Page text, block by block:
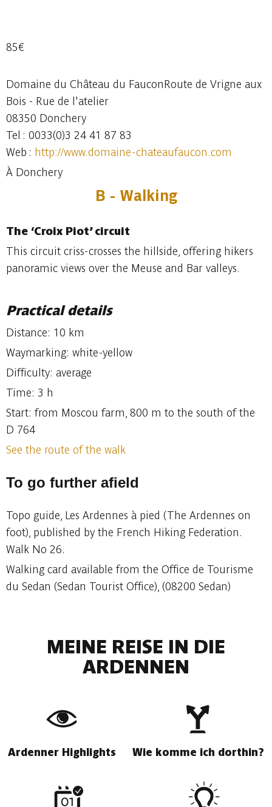
85€
Domaine du Château du FauconRoute de Vrigne aux
Bois - Rue de l'atelier
08350 Donchery
Tel : 0033(0)3 24 41 87 83
Web : http://www.domaine-chateaufaucon.com
À Donchery
B - Walking
The ‘Croix Piot’ circuit
This circuit criss-crosses the hillside, offering hikers
panoramic views over the Meuse and Bar valleys.
Practical details
Distance: 10 km
Waymarking: white-yellow
Difficulty: average
Time: 3 h
Start: from Moscou farm, 800 m to the south of the
D 764
See the route of the walk
To go further afield
Topo guide, Les Ardennes à pied (The Ardennes on
foot), published by the French Hiking Federation.
Walk No 26.
Walking card available from the Office de Tourisme
du Sedan (Sedan Tourist Office), (08200 Sedan)
MEINE REISE IN DIE
ARDENNEN
Ardenner Highlights Wie komme ich dorthin?